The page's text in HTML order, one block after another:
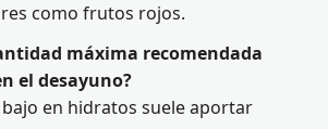
como frutos rojos.
máxima recomendada
el desayuno?
en hidratos suele aportar